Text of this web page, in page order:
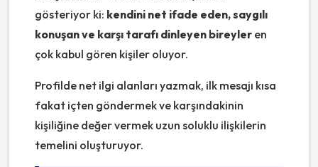
gösteriyor ki: kendini net ifade eden, saygılı
konuşan ve karşı tarafı dinleyen bireyler en
çok kabul gören kişiler oluyor.
Profilde net ilgi alanları yazmak, ilk mesajı kısa
fakat içten göndermek ve karşındakinin
kişiliğine değer vermek uzun soluklu ilişkilerin
temelini oluşturuyor.